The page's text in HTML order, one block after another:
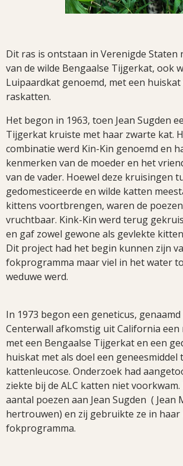
Dit ras is ontstaan in Verenigde Staten
van de wilde Bengaalse Tijgerkat, ook
Luipaardkat genoemd, met een
raskatten.
Het begon in 1963, toen Jean Sugden
Tijgerkat kruiste met haar zwarte kat.
combinatie werd Kin-Kin genoemd en
kenmerken van de moeder en het
van de vader. Hoewel deze kruisingen
gedomesticeerde en wilde katten
kittens voortbrengen, waren de
vruchtbaar. Kink-Kin werd terug
en gaf zowel gewone als gevlekte
Dit project had het begin kunnen zijn
fokprogramma maar viel in het water
weduwe werd.
In 1973 begon een geneticus,
Centerwall afkomstig uit California
met een Bengaalse Tijgerkat en een
huiskat met als doel een geneesmiddel
kattenleucose. Onderzoek had
ziekte bij de ALC katten niet
aantal poezen aan Jean Sugden ( Jean
hertrouwen) en zij gebruikte ze in haar
fokprogramma.